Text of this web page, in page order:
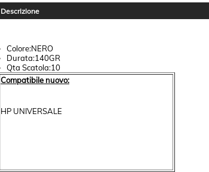
Descrizione
Colore:NERO
Durata:140GR
Qta Scatola:10
Compatibile nuovo:
HP UNIVERSALE